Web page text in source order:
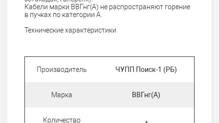
Кабели марки ВВГнг(А) не распространяют горение
в пучках по категории А.
Технические характеристики
Производитель ЧУПП Поиск-1 (РБ)
Марка ВВГнг(А)
Количество